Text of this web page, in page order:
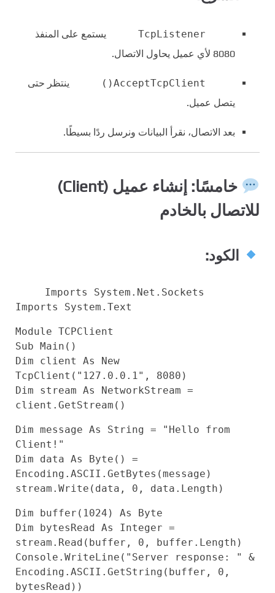
TcpListener
يستمع على المنفذ
8080 لأي عميل يحاول الاتصال.
AcceptTcpClient()
ينتظر حتى
يتصل عميل.
بعد الاتصال، نقرأ البيانات ونرسل ردًا بسيطًا.
خامسًا: إنشاء عميل (Client)
للاتصال بالخادم
الكود:
Imports
System.Net.Sockets
Imports
System. Text
Module TCPClient
Sub Main()
Dim client As
New
TcpClient( "127.0.0.1" , 8080 )
Dim stream As
NetworkStream =
client.GetStream()
Dim message As String =
"Hello from
Client!"
Dim data As Byte () =
Encoding.ASCII.GetBytes(message)
stream.Write(data, 0 , data.Length)
Dim buffer( 1024 ) As
Byte
Dim bytesRead As Integer =
stream.Read(buffer, 0 , buffer.Length)
Console.WriteLine( "Server response: "
&
Encoding.ASCII.GetString(buffer, 0 ,
bytesRead))